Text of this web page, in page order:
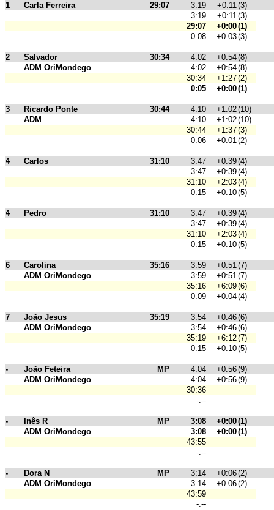
1 Carla Ferreira 29:07 3:19 +0:11(3)
3:19
+0:11(3)
29:07
+0:00(1)
0:08
+0:03(3)
2 Salvador 30:34 4:02 +0:54(8)
ADM OriMondego
4:02 +0:54(8)
30:34
+1:27(2)
0:05
+0:00(1)
3 Ricardo Ponte 30:44 4:10 +1:02(10)
ADM
4:10 +1:02(10)
30:44
+1:37(3)
0:06
+0:01(2)
4 Carlos 31:10 3:47 +0:39(4)
3:47
+0:39(4)
31:10
+2:03(4)
0:15
+0:10(5)
4 Pedro 31:10 3:47 +0:39(4)
3:47
+0:39(4)
31:10
+2:03(4)
0:15
+0:10(5)
6 Carolina 35:16 3:59 +0:51(7)
ADM OriMondego
3:59 +0:51(7)
35:16
+6:09(6)
0:09
+0:04(4)
7 João Jesus 35:19 3:54 +0:46(6)
ADM OriMondego
3:54 +0:46(6)
35:19
+6:12(7)
0:15
+0:10(5)
- João Feteira MP 4:04 +0:56(9)
ADM OriMondego
4:04 +0:56(9)
30:36
-:--
- Inês R MP 3:08 +0:00(1)
ADM OriMondego
3:08 +0:00(1)
43:55
-:--
- Dora N MP 3:14 +0:06(2)
ADM OriMondego
3:14 +0:06(2)
43:59
-:--